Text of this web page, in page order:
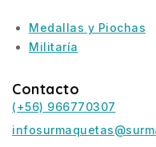
Medallas y Piochas
Militaría
Contacto
(+56) 966770307